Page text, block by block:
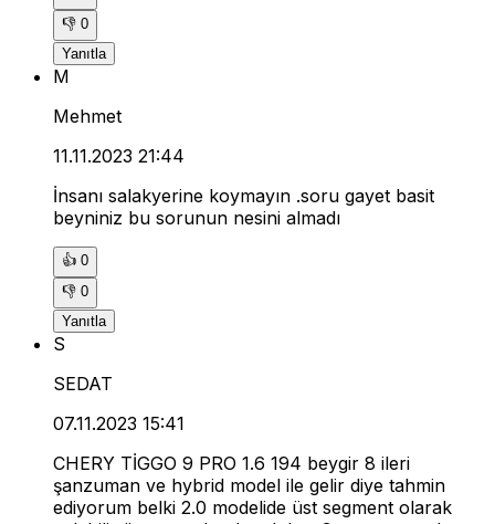
👎 0
Yanıtla
M
Mehmet
11.11.2023 21:44
İnsanı salakyerine koymayın .soru gayet basit
beyniniz bu sorunun nesini almadı
👍 0
👎 0
Yanıtla
S
SEDAT
07.11.2023 15:41
CHERY TİGGO 9 PRO 1.6 194 beygir 8 ileri
şanzuman ve hybrid model ile gelir diye tahmin
ediyorum belki 2.0 modelide üst segment olarak